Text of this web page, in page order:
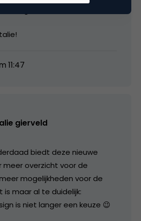
11:47
gierveld
biedt deze nieuwe
overzicht voor de
mogelijkheden voor de
is maar al te duidelijk:
is niet langer een keuze 😉